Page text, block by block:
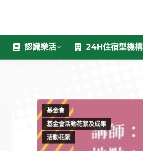
認識樂活 24H住宿型機構
基金會
基金會活動花絮及成果
活動花絮